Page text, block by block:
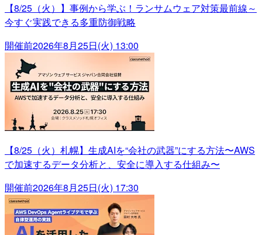
【8/25（火）】事例から学ぶ！ランサムウェア対策最前線～
今すぐ実践できる多重防御戦略
開催前2026年8月25日(火) 13:00
【8/25（火）札幌】生成AIを“会社の武器”にする方法〜AWS
で加速するデータ分析と、安全に導入する仕組み〜
開催前2026年8月25日(火) 17:30